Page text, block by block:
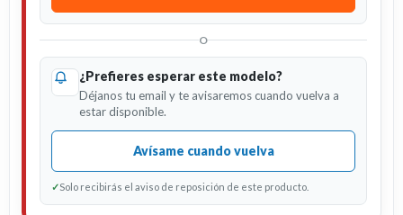
O
¿Prefieres esperar este modelo?
Déjanos tu email y te avisaremos cuando vuelva a
estar disponible.
Avísame cuando vuelva
✓Solo recibirás el aviso de reposición de este producto.